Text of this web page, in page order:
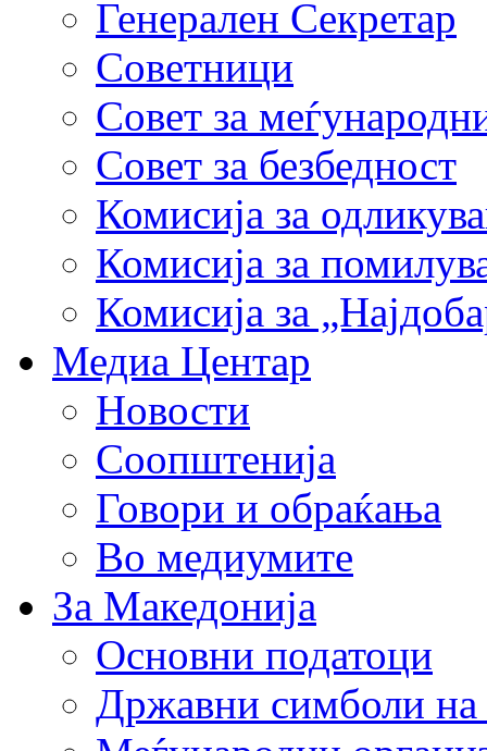
Генерален Секретар
Советници
Совет за
Совет за безбедност
Комисија за
Комисија за
Комисија за
Медиа Центар
Новости
Соопштенија
Говори и обраќања
Во медиумите
За Македонија
Основни податоци
Државни симболи